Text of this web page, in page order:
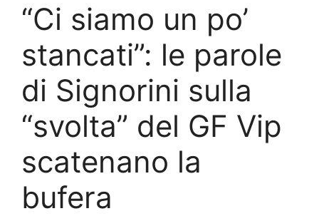
“Ci siamo un po’
stancati”: le parole
di Signorini sulla
“svolta” del GF Vip
scatenano la
bufera